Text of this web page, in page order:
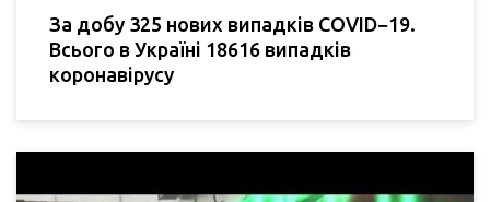
За добу 325 нових випадків COVID−19.
Всього в Україні 18616 випадків
коронавірусу